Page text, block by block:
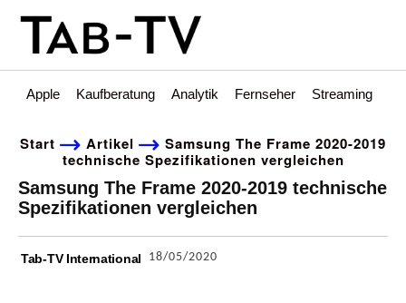
Apple Kaufberatung Analytik Fernseher Streaming
Start Artikel
Samsung The Frame 2020-2019
technische Spezifikationen vergleichen
Samsung The Frame 2020-2019 technische
Spezifikationen vergleichen
Tab-TV International 18/05/2020